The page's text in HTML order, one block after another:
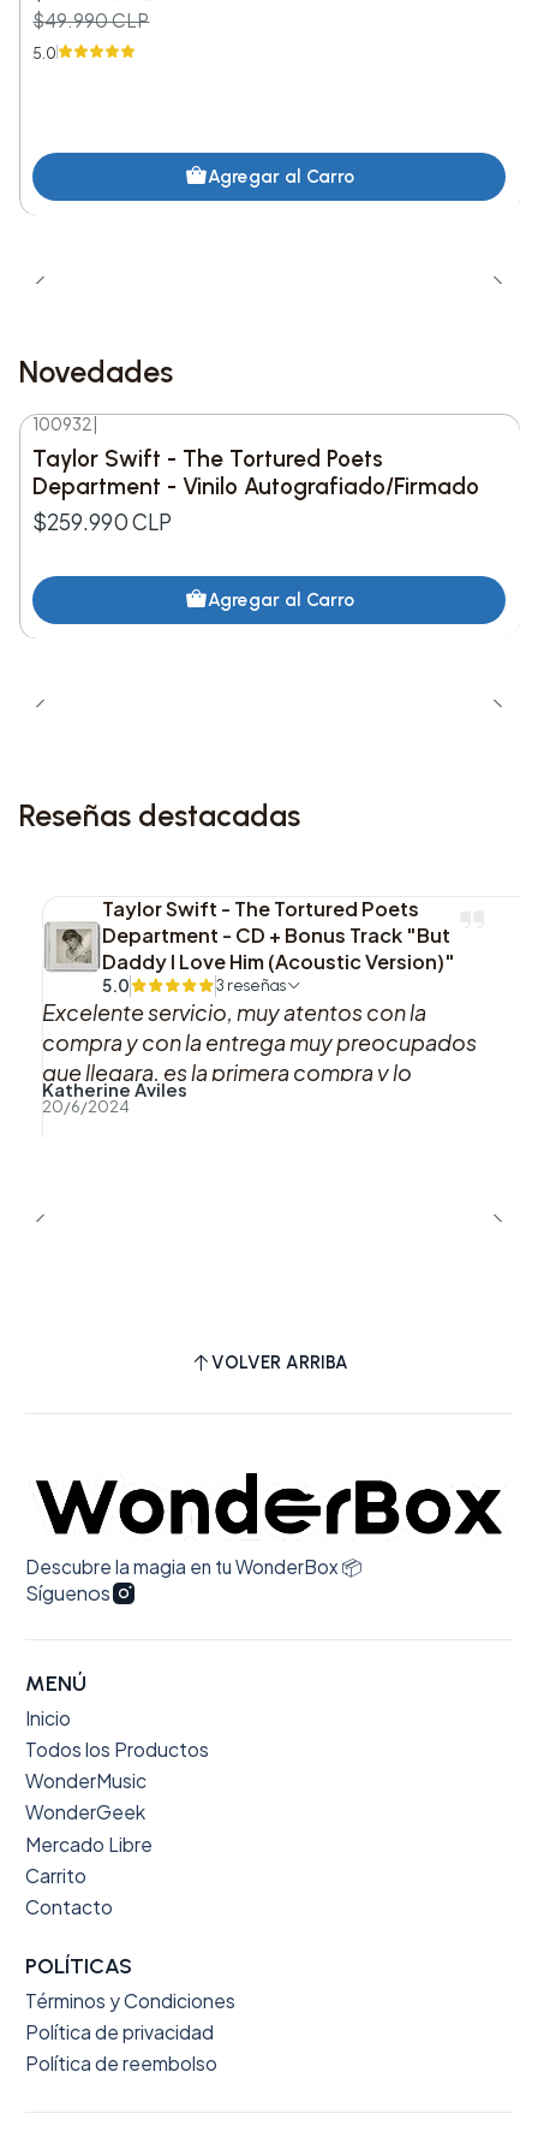
1. Brutal
3. Drivers License
4. 1 step forward, 3 steps back
5. Deja Vu
8. Happier
9. Jealousy, Jealousy
10. Favorite Crime
11. Hope ur Ok
$49.990 CLP
5.0
Agregar al Carro
Novedades
Nuevo
100932
Taylor Swift - The Tortured Poets
Department - Vinilo Autografiado/Firmado
$259.990 CLP
Agregar al Carro
Reseñas destacadas
Taylor Swift - The Tortured Poets
Department - CD + Bonus Track "But
Daddy I Love Him (Acoustic Version)"
5.0 3 reseñas
Excelente servicio, muy atentos con la
compra y con la entrega muy preocupados
que llegara, es la primera compra y lo
recomiendo al 100%, gracias
Katherine Aviles
20/6/2024
VOLVER ARRIBA
Descubre la magia en tu WonderBox 📦
Síguenos
MENÚ
Inicio
Todos los Productos
WonderMusic
WonderGeek
Mercado Libre
Carrito
Contacto
POLÍTICAS
Términos y Condiciones
Política de privacidad
Política de reembolso